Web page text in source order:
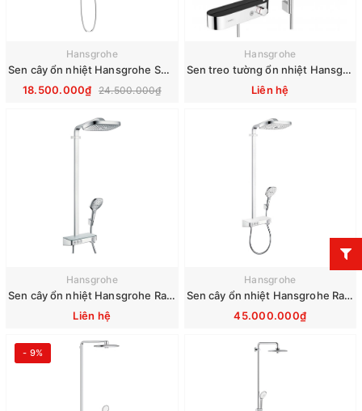
Hansgrohe
Sen cây ổn nhiệt Hansgrohe Showerpipe 260 1 jet, EcoSmart 24221000
18.500.000₫ 24.500.000₫
Hansgrohe
Sen treo tường ổn nhiệt Hansgrohe Pulsify 3Jet 24260000
Liên hệ
Hansgrohe
Sen cây ổn nhiệt Hansgrohe Raindance Select E 300 3jet 27127000
Liên hệ
Hansgrohe
Sen cây ổn nhiệt Hansgrohe Raindance Select E 300 3jet 27127400
45.000.000₫
- 9%